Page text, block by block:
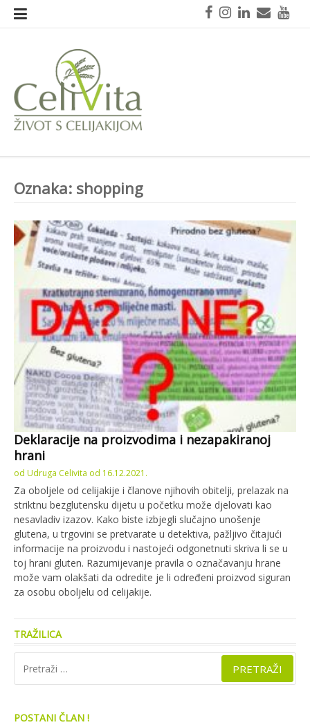
Skoči
FacebookInstagram
LinkedIn
Mail
Oznaka: shopping
Deklaracije na proizvodima i nezapakiranoj
hrani
od Udruga Celivita od 16.12.2021.
Za oboljele od celijakije i članove njihovih obitelji, prelazak na
striktnu bezglutensku dijetu u početku može djelovati kao
nesavladiv izazov. Kako biste izbjegli slučajno unošenje
glutena, u trgovini se pretvarate u detektiva, pažljivo čitajući
informacije na proizvodu i nastojeći odgonetnuti skriva li se u
toj hrani gluten. Razumijevanje pravila o označavanju hrane
može vam olakšati da odredite je li određeni proizvod siguran
za osobu oboljelu od celijakije.
TRAŽILICA
POSTANI ČLAN !